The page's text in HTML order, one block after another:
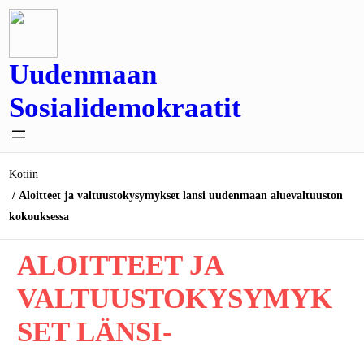
Siirry
Uudenmaan
Sosialidemokraatit
Kotiin
Aloitteet ja valtuustokysymykset lansi uudenmaan aluevaltuuston
kokouksessa
ALOITTEET JA
VALTUUSTOKYSYMYK
SET LÄNSI-